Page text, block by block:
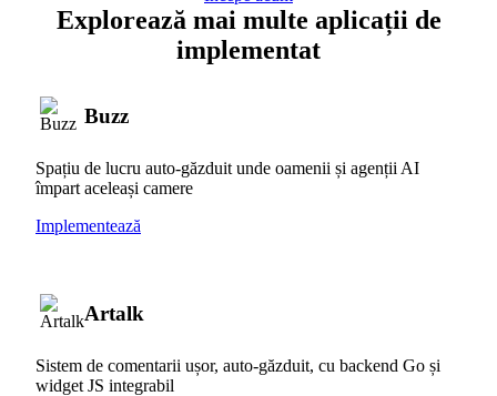
Explorează mai multe aplicații de
implementat
Buzz
Spațiu de lucru auto-găzduit unde oamenii și agenții AI
împart aceleași camere
Implementează
Artalk
Sistem de comentarii ușor, auto-găzduit, cu backend Go și
widget JS integrabil